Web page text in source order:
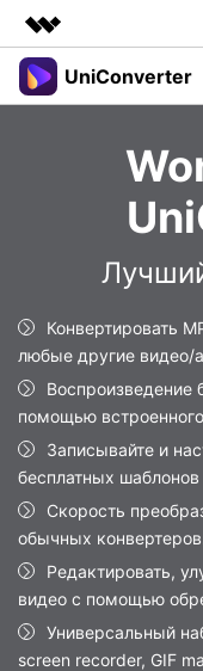
Рекомендуемые
Управление данными
Покупка
Поддержка
UniConverter
UniConverter
Больше
Руководство
Блог
Пользователи
Креативный Дизайн
Фотография
Пользователи
НАЙДИТЕ
Поддержка
Поддержка
Технические
Характеристики
Что Нового
КУПИТЬ
search
Конвертировать
любые другие видео/
Воспроизведение
помощью
Записывайте и
бесплатных
Скорость
обычных
Редактировать,
видео с помощью
Универсальный
screen recorder, GIF